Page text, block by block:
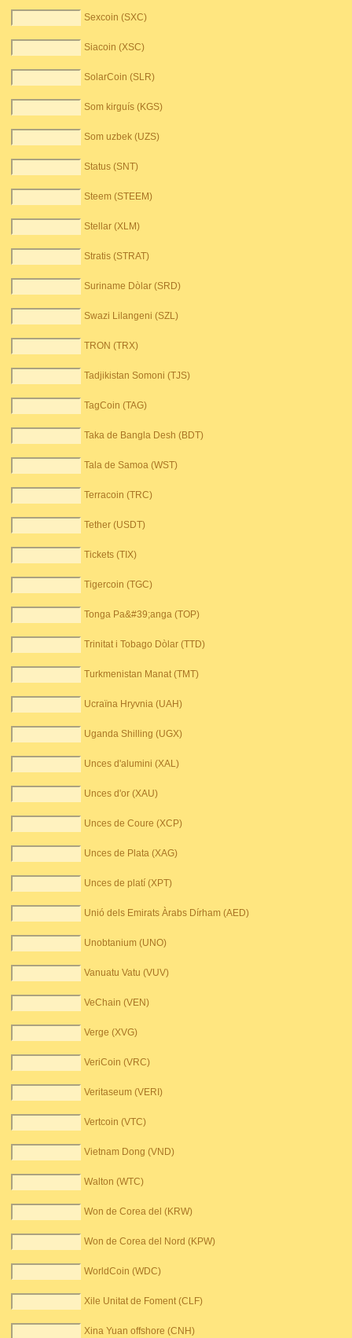
Sexcoin (SXC)
Siacoin (XSC)
SolarCoin (SLR)
Som kirguís (KGS)
Som uzbek (UZS)
Status (SNT)
Steem (STEEM)
Stellar (XLM)
Stratis (STRAT)
Suriname Dòlar (SRD)
Swazi Lilangeni (SZL)
TRON (TRX)
Tadjikistan Somoni (TJS)
TagCoin (TAG)
Taka de Bangla Desh (BDT)
Tala de Samoa (WST)
Terracoin (TRC)
Tether (USDT)
Tickets (TIX)
Tigercoin (TGC)
Tonga Pa&#39;anga (TOP)
Trinitat i Tobago Dòlar (TTD)
Turkmenistan Manat (TMT)
Ucraïna Hryvnia (UAH)
Uganda Shilling (UGX)
Unces d'alumini (XAL)
Unces d'or (XAU)
Unces de Coure (XCP)
Unces de Plata (XAG)
Unces de platí (XPT)
Unió dels Emirats Àrabs Dírham (AED)
Unobtanium (UNO)
Vanuatu Vatu (VUV)
VeChain (VEN)
Verge (XVG)
VeriCoin (VRC)
Veritaseum (VERI)
Vertcoin (VTC)
Vietnam Dong (VND)
Walton (WTC)
Won de Corea del (KRW)
Won de Corea del Nord (KPW)
WorldCoin (WDC)
Xile Unitat de Foment (CLF)
Xina Yuan offshore (CNH)